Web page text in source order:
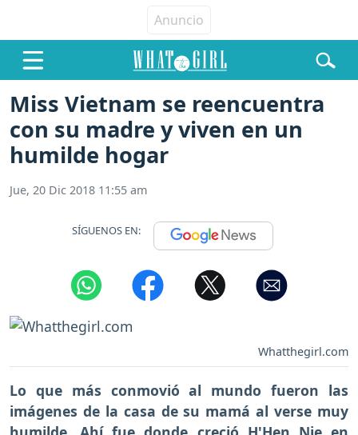
Miss Vietnam se reencuentra
con su madre y viven en un
humilde hogar
Jue, 20 Dic 2018 11:55 am
SÍGUENOS EN:
Whatthegirl.com
Lo que más conmovió al mundo fueron las
imágenes de la casa de su mamá al verse muy